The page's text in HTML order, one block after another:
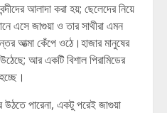
আলাদা করা হয়; ছেলেদের নিয়ে
এসে জাগুয়া ও তার সাথীরা এমন
আত্মা কেঁপে ওঠে।হাজার মানুষের
আর একটি বিশাল পিরামিডের
পারেনা, একটু পরেই জাগুয়া